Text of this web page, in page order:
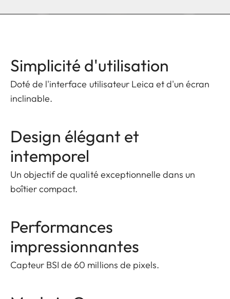
Simplicité d'utilisation
Doté de l'interface utilisateur Leica et d'un écran
inclinable.
Design élégant et
intemporel
Un objectif de qualité exceptionnelle dans un
boîtier compact.
Performances
impressionnantes
Capteur BSI de 60 millions de pixels.